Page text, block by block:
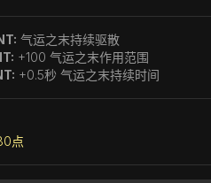
气运之末持续驱散
+100 气运之末作用范围
+0.5秒 气运之末持续时间
点